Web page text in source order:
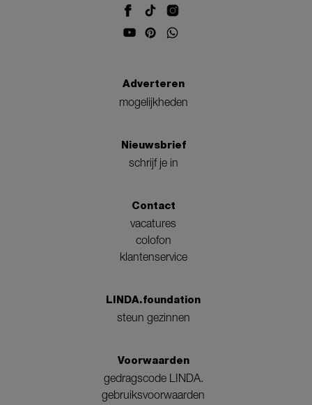
Adverteren
mogelijkheden
Nieuwsbrief
schrijf je in
Contact
vacatures
colofon
klantenservice
LINDA.foundation
steun gezinnen
Voorwaarden
gedragscode LINDA.
gebruiksvoorwaarden